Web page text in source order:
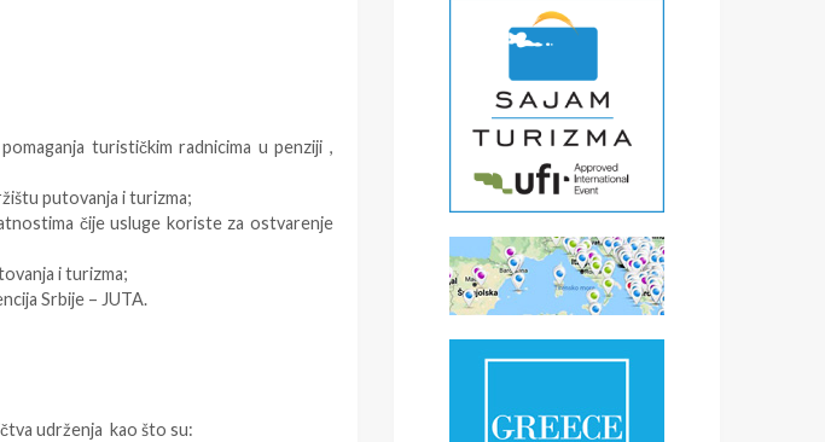
turističkim radnicima u penziji ,
putovanja i turizma;
čije usluge koriste za ostvarenje
i turizma;
Srbije – JUTA.
udrženja kao što su: